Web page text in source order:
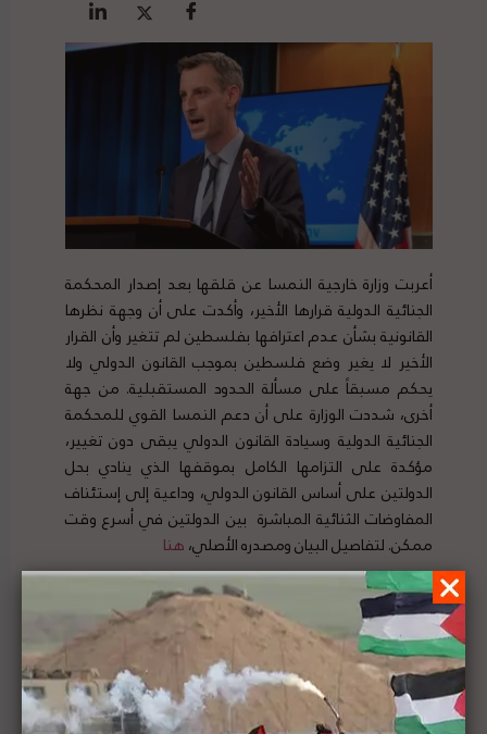
أعربت وزارة خارجية النمسا عن قلقها بعد إصدار المحكمة
الجنائية الدولية قرارها الأخير، وأكدت على أن وجهة نظرها
القانونية بشأن عدم اعترافها بفلسطين لم تتغير وأن القرار
الأخير لا يغير وضع فلسطين بموجب القانون الدولي ولا
يحكم مسبقاً على مسألة الحدود المستقبلية. من جهة
أخرى، شددت الوزارة على أن دعم النمسا القوي للمحكمة
الجنائية الدولية وسيادة القانون الدولي يبقى دون تغيير،
مؤكدة على التزامها الكامل بموقفها الذي ينادي بحل
الدولتين على أساس القانون الدولي، وداعية إلى إستئناف
المفاوضات الثنائية المباشرة بين الدولتين في أسرع وقت
ممكن. لتفاصيل البيان ومصدره الأصلي،هنا
وزير الخارجية المصري يبحث مع المبعوث الخاص للأمم
المتحدة لعملية السلام سُبل دعم القضية
الفلسطينية